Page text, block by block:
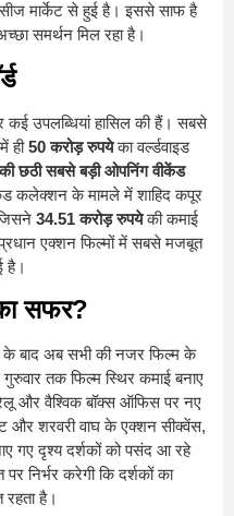
मार्केट से हुई है। इससे साफ है
समर्थन मिल रहा है।
उपलब्धियां हासिल की हैं। सबसे
ही50 करोड़ रुपयेका वर्ल्डवाइड
छठी सबसे बड़ी ओपनिंग वीकेंड
कलेक्शन के मामले में शाहिद कपूर
34.51 करोड़ रुपयेकी कमाई
प्रधान एक्शन फिल्मों में सबसे मजबूत
है।
सफर?
बाद अब सभी की नजर फिल्म के
तक फिल्म स्थिर कमाई बनाए
और वैश्विक बॉक्स ऑफिस पर नए
शरवरी वाघ के एक्शन सीक्वेंस,
गए दृश्य दर्शकों को पसंद आ रहे
निर्भर करेगी कि दर्शकों का
है।